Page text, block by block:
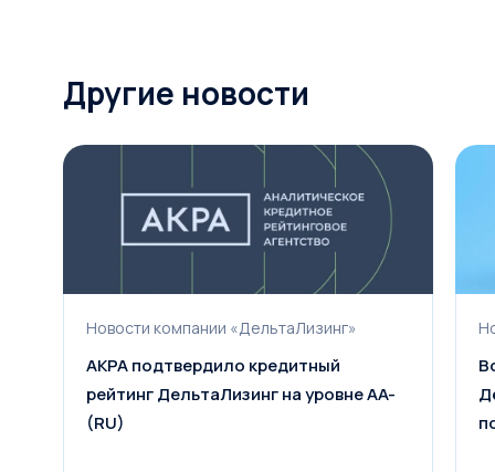
Другие новости
Новости компании «ДельтаЛизинг»
АКРА подтвердило кредитный
рейтинг ДельтаЛизинг на уровне AA-
(RU)